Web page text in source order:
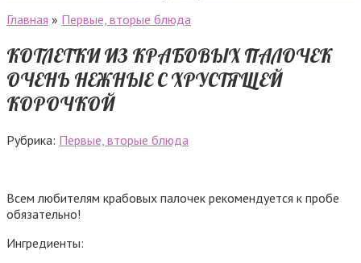
Главная » Первые, вторые блюда
КОТЛЕТКИ ИЗ КРАБОВЫХ ПАЛОЧЕК
ОЧЕНЬ НЕЖНЫЕ С ХРУСТЯЩЕЙ
КОРОЧКОЙ
Рубрика: Первые, вторые блюда
Всем любителям крабовых палочек рекомендуется к пробе
обязательно!
Ингредиенты: